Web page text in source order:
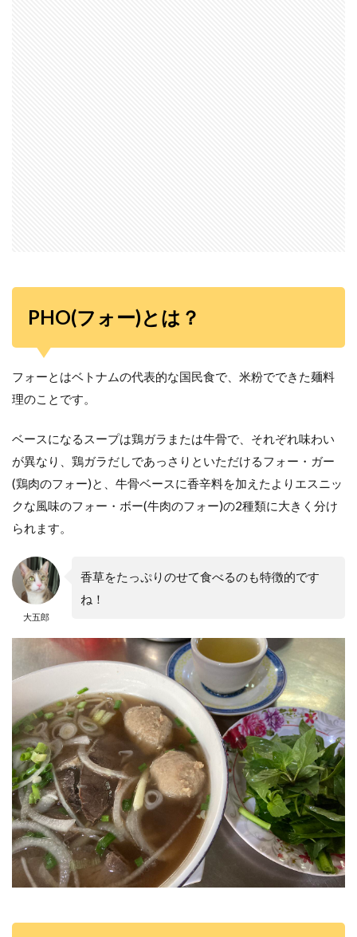
PHO(フォー)とは？
フォーとはベトナムの代表的な国民食で、米粉でできた麺料
理のことです。
ベースになるスープは鶏ガラまたは牛骨で、それぞれ味わい
が異なり、鶏ガラだしであっさりといただけるフォー・ガー
(鶏肉のフォー)と、牛骨ベースに香辛料を加えたよりエスニッ
クな風味のフォー・ボー(牛肉のフォー)の2種類に大きく分け
られます。
大五郎
香草をたっぷりのせて食べるのも特徴的です
ね！